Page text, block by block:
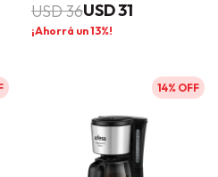
6 Compacta
USD31
USD36
13
14